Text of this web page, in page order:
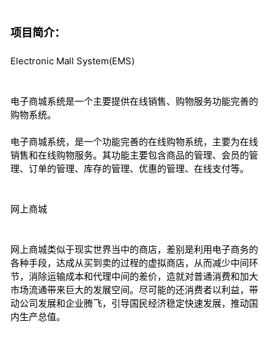
项目简介：
Electronic Mall System(EMS)
电子商城系统是一个主要提供在线销售、购物服务功能完善的
购物系统。
电子商城系统，是一个功能完善的在线购物系统，主要为在线
销售和在线购物服务。其功能主要包含商品的管理、会员的管
理、订单的管理、库存的管理、优惠的管理、在线支付等。
网上商城
网上商城类似于现实世界当中的商店，差别是利用电子商务的
各种手段，达成从买到卖的过程的虚拟商店，从而减少中间环
节，消除运输成本和代理中间的差价，造就对普通消费和加大
市场流通带来巨大的发展空间。尽可能的还消费者以利益，带
动公司发展和企业腾飞，引导国民经济稳定快速发展，推动国
内生产总值。